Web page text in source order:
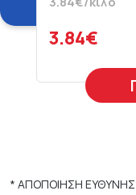
3.84€
* ΑΠΟΠΟΙΗΣΗ ΕΥΘΥΝΗΣ: